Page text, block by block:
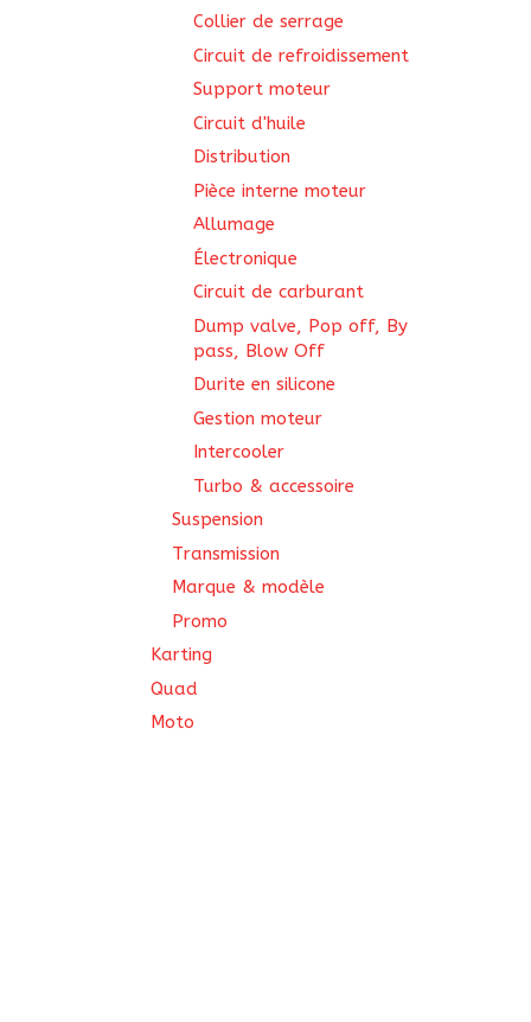
Collier de serrage
Circuit de refroidissement
Support moteur
Circuit d'huile
Distribution
Pièce interne moteur
Allumage
Électronique
Circuit de carburant
Dump valve, Pop off, By
pass, Blow Off
Durite en silicone
Gestion moteur
Intercooler
Turbo & accessoire
Suspension
Transmission
Marque & modèle
Promo
Karting
Quad
Moto